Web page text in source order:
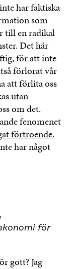
har faktiska
som
till en radikal
Det här
för att inte
förlorat vår
att förlita oss
utan
om det.
fenomenet
förtroende.
har något
för
gott? Jag